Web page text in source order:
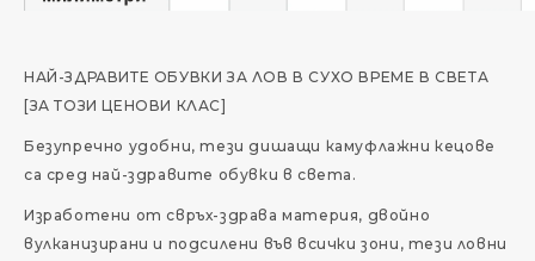
НАЙ-ЗДРАВИТЕ ОБУВКИ ЗА ЛОВ В СУХО ВРЕМЕ В СВЕТА
[ЗА ТОЗИ ЦЕНОВИ КЛАС]
Безупречно удобни, тези дишащи камуфлажни кецове
са сред най-здравите обувки в света.
Изработени от свръх-здрава материя, двойно
вулканизирани и подсилени във всички зони, тези ловни